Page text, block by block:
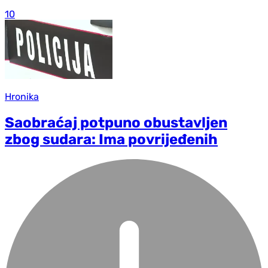
10
Hronika
Saobraćaj potpuno obustavljen
zbog sudara: Ima povrijeđenih